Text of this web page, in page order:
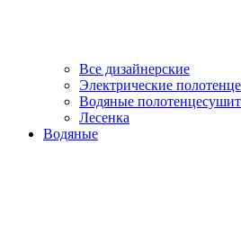
Все дизайнерские
Электрические
Водяные
Лесенка
Водяные